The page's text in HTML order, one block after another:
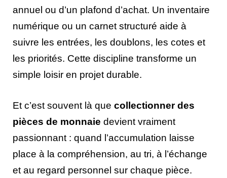
annuel ou d’un plafond d’achat. Un inventaire
numérique ou un carnet structuré aide à
suivre les entrées, les doublons, les cotes et
les priorités. Cette discipline transforme un
simple loisir en projet durable.
Et c’est souvent là que collectionner des
pièces de monnaie devient vraiment
passionnant : quand l’accumulation laisse
place à la compréhension, au tri, à l’échange
et au regard personnel sur chaque pièce.